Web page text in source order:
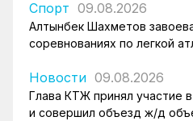
Спорт 09.08.2026
Алтынбек Шахметов
соревнованиях по легкой
Новости 09.08.2026
Глава КТЖ принял участие
и совершил объезд ж/д